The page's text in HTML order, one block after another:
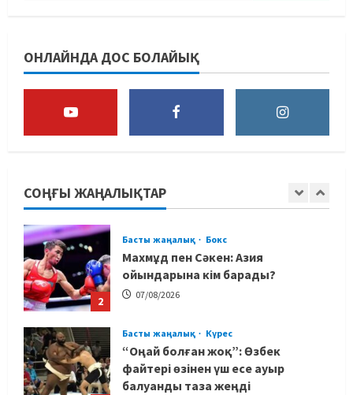
ОНЛАЙНДА ДОС БОЛАЙЫҚ
СОҢҒЫ ЖАҢАЛЫҚТАР
құрамасының бас бапкері
тағайындалды
1 07/08/2026
2
Басты жаңалық Бокс
Махмұд пен Сәкен: Азия
ойындарына кім барады?
07/08/2026
Басты жаңалық Күрес
“Оңай болған жоқ”: Өзбек
файтері өзінен үш есе ауыр
балуанды таза жеңді